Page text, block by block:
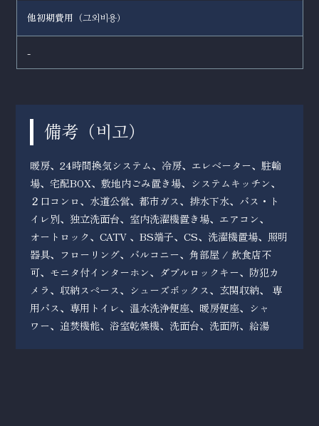
他初期費用（그외비용）
-
備考（ 비고）
暖房、24時間換気システム、冷房、エレベーター、駐輪
場、宅配BOX、敷地内ごみ置き場、システムキッチン、
２口コンロ、水道公営、都市ガス、排水下水、バス・ト
イレ別、独立洗面台、室内洗濯機置き場、エアコン、
オートロック、CATV 、BS端子、CS、洗濯機置場、照明
器具、フローリング、バルコニー、角部屋 / 飲食店不
可、モニタ付インターホン、ダブルロックキー、防犯カ
メラ、収納スペース、シューズボックス、玄関収納、 専
用バス、専用トイレ、温水洗浄便座、暖房便座、シャ
ワー、追焚機能、浴室乾燥機、洗面台、洗面所、給湯